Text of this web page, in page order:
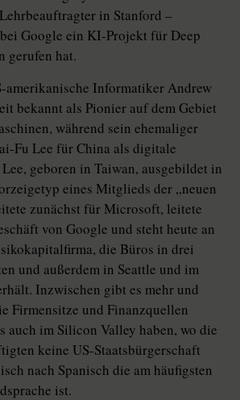
in Stanford –
Google ein KI-Projekt für Deep
gerufen hat.
amerikanische Informatiker Andrew
bekannt als Pionier auf dem Gebiet
während sein ehemaliger
Fu Lee für China als digitale
geboren in Taiwan, ausgebildet in
eines Mitglieds der „neuen
zunächst für Microsoft, leitete
von Google und steht heute an
die Büros in drei
und außerdem in Seattle und im
Inzwischen gibt es mehr und
Firmensitze und Finanzquellen
auch im Silicon Valley haben, wo die
keine US-Staatsbürgerschaft
nach Spanisch die am häufigsten
ist.